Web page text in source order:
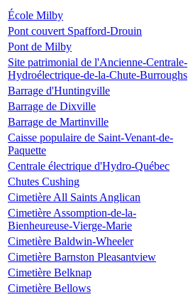
École Milby
Pont couvert Spafford-Drouin
Pont de Milby
Site patrimonial de l'Ancienne-Centrale-
Hydroélectrique-de-la-Chute-Burroughs
Barrage d'Huntingville
Barrage de Dixville
Barrage de Martinville
Caisse populaire de Saint-Venant-de-
Paquette
Centrale électrique d'Hydro-Québec
Chutes Cushing
Cimetière All Saints Anglican
Cimetière Assomption-de-la-
Bienheureuse-Vierge-Marie
Cimetière Baldwin-Wheeler
Cimetière Barnston Pleasantview
Cimetière Belknap
Cimetière Bellows